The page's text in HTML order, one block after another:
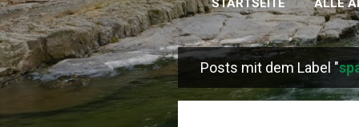
STARTSEITE ALLE
P
o
Posts mit dem Label "